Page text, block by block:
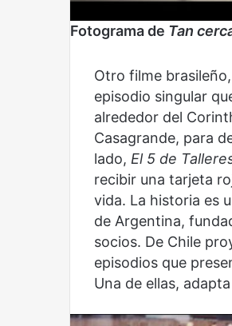
Fotograma de Tan
Otro filme brasileño,
episodio singular
alrededor del
Casagrande, para
lado, El 5 de
recibir una tarjeta
vida. La historia es
de Argentina,
socios. De Chile
episodios que
Una de ellas,